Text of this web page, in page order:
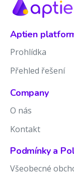
Aptien
Prohlídka
Přehled řešení
Company
O nás
Kontakt
Podmínky a
Všeobecné